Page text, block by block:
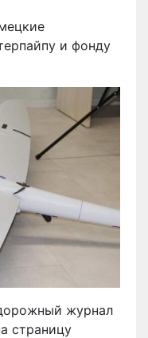
и фонду
журнал
страницу